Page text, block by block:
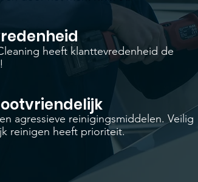
heeft klanttevredenheid de
agressieve reinigingsmiddelen. Veilig
reinigen heeft prioriteit.